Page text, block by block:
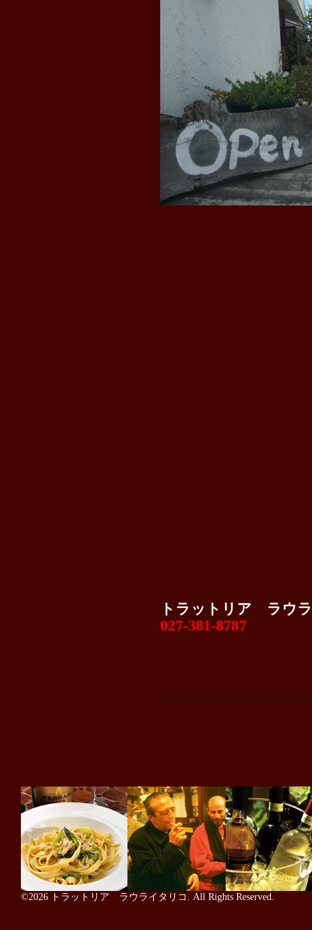
トラットリア ラウ
027-381-8787
©2026 トラットリア ラウライタリコ . All Rights Reserved.